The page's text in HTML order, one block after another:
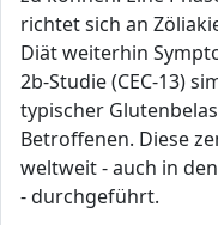
richtet sich an
Diät weiterhin
2b-Studie (CEC-13)
typischer
Betroffenen. Diese
weltweit - auch in
- durchgeführt.